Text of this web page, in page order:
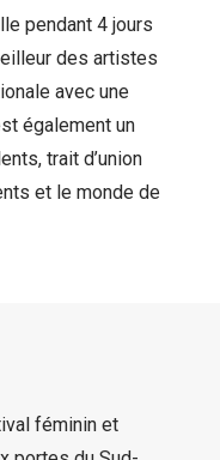
pendant 4 jours
des artistes
avec une
également un
trait d’union
et le monde de
féminin et